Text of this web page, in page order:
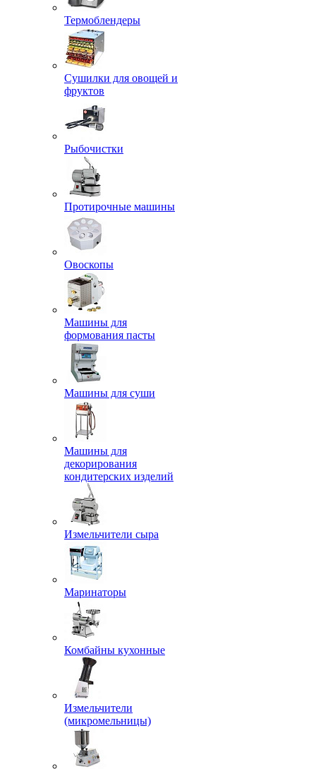
Термоблендеры
Сушилки для овощей и
фруктов
Рыбочистки
Протирочные машины
Овоскопы
Машины для
формования пасты
Машины для суши
Машины для
декорирования
кондитерских изделий
Измельчители сыра
Маринаторы
Комбайны кухонные
Измельчители
(микромельницы)